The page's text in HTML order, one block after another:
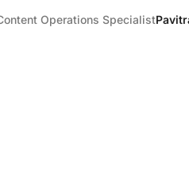
Operations Specialist